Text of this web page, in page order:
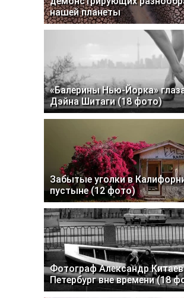
нашей планеты
«Балерины Нью-Йорка»
Дэйна Шитаги (18 фото)
Забытые уголки в
пустыне (12 фото)
Фотограф Александр Китаев
Петербург вне времени (18